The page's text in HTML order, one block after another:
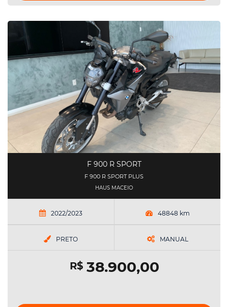
F 900 R SPORT
F 900 R SPORT PLUS
HAUS MACEIO
2022/2023 48848 km
PRETO MANUAL
R$38.900,00